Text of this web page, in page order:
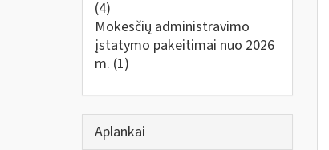
(4)
Mokesčių administravimo
įstatymo pakeitimai nuo 2026
m. (1)
Aplankai